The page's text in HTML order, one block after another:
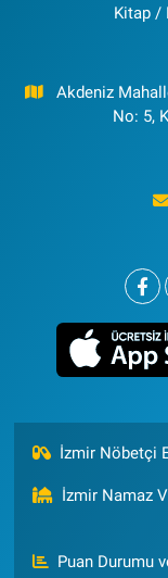
Kitap /
Akdeniz
No: 5,
İzmir Nöbetçi
İzmir Namaz
Puan Durumu